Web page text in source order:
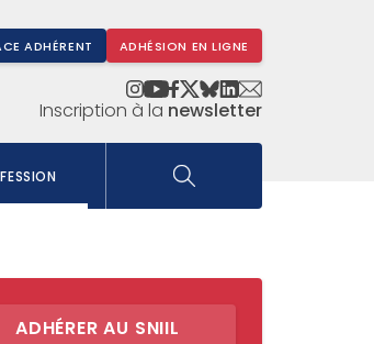
ADHÉRENT ADHÉSION EN LIGNE
Inscription à la newsletter
ADHÉRER AU SNIIL